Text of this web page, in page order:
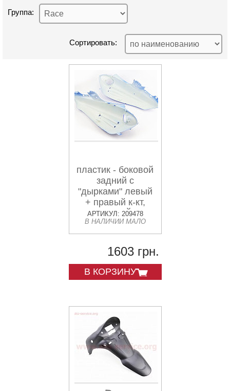
Группа:
Сортировать:
пластик - боковой
задний с
"дырками" левый
+ правый к-кт,
СИНИЙ
АРТИКУЛ: 209478
В НАЛИЧИИ МАЛО
1603 грн.
В КОРЗИНУ